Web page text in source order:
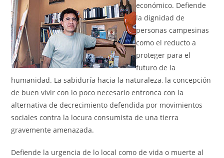
económico. Defiende
la dignidad de
personas campesinas
como el reducto a
proteger para el
futuro de la
humanidad. La sabiduría hacia la naturaleza, la concepción
de buen vivir con lo poco necesario entronca con la
alternativa de decrecimiento defendida por movimientos
sociales contra la locura consumista de una tierra
gravemente amenazada.
Defiende la urgencia de lo local como de vida o muerte al